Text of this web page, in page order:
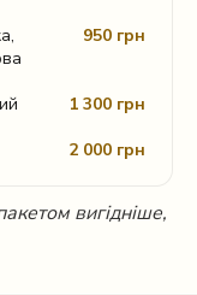
950 грн
1 300 грн
2 000 грн
вигідніше,